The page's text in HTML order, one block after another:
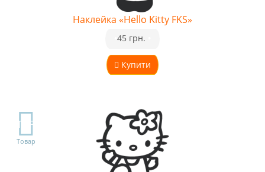
Наклейка «Hello Kitty FKS»
Купити
45 грн.
TOP
Товар